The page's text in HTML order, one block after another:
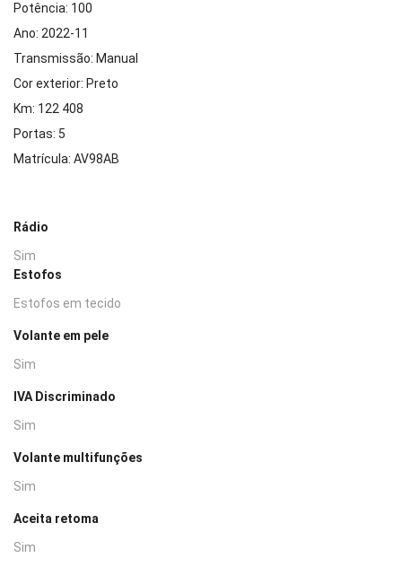
Potência: 100
Ano: 2022-11
Transmissão: Manual
Cor exterior: Preto
Km: 122 408
Portas: 5
Matrícula: AV98AB
Rádio
Sim
Estofos
Estofos em tecido
Volante em pele
Sim
IVA Discriminado
Sim
Volante multifunções
Sim
Aceita retoma
Sim